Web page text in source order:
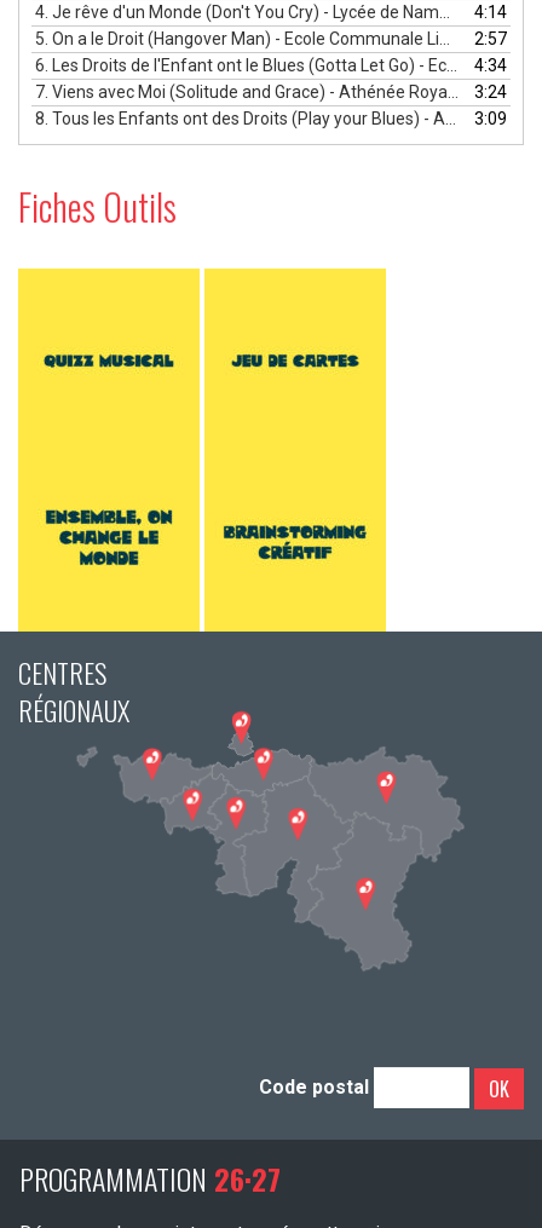
4. Je rêve d'un Monde (Don't You Cry) - Lycée de Namur - Namur
4:14
5. On a le Droit (Hangover Man) - Ecole Communale Liberté - Liège
2:57
6.
Les Droits de l'Enfant ont le Blues (Gotta Let Go) - Ecole Communale du Centre - Mons
4:34
7. Viens avec Moi (Solitude and Grace) - Athénée Royal Rive Gauche - Bruxelles
3:24
8. Tous les Enfants ont des Droits (Play your Blues) - Athénée Royal René Magritte - Charleroi 3:09
Fiches Outils
CENTRES
RÉGIONAUX
Code postal OK
PROGRAMMATION 26·27